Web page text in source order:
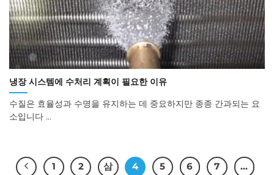
냉장 시스템에 수처리 계획이 필요한 이유
수질은 효율성과 수명을 유지하는 데 중요하지만 종종 간과되는 요
소입니다 ...
1 2 삼 4 5 6 7
…